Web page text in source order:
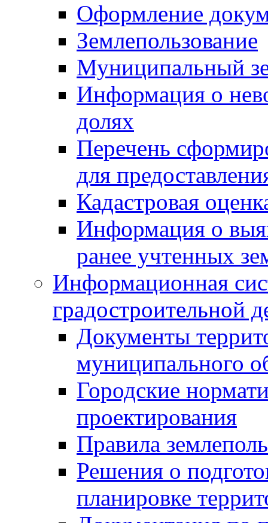
Оформление
Землепользование
Муниципальный
Информация о
долях
Перечень
для
Кадастровая
Информация о
ранее учтенных
Информационная
градостроительной
Документы
муниципального
Городские
проектирования
Правила
Решения о
планировке